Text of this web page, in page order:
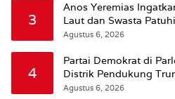
3
Anos Yeremias
Laut dan Swasta
Agustus 6, 2026
4
Partai Demokrat di
Distrik Pendukung
Agustus 6, 2026